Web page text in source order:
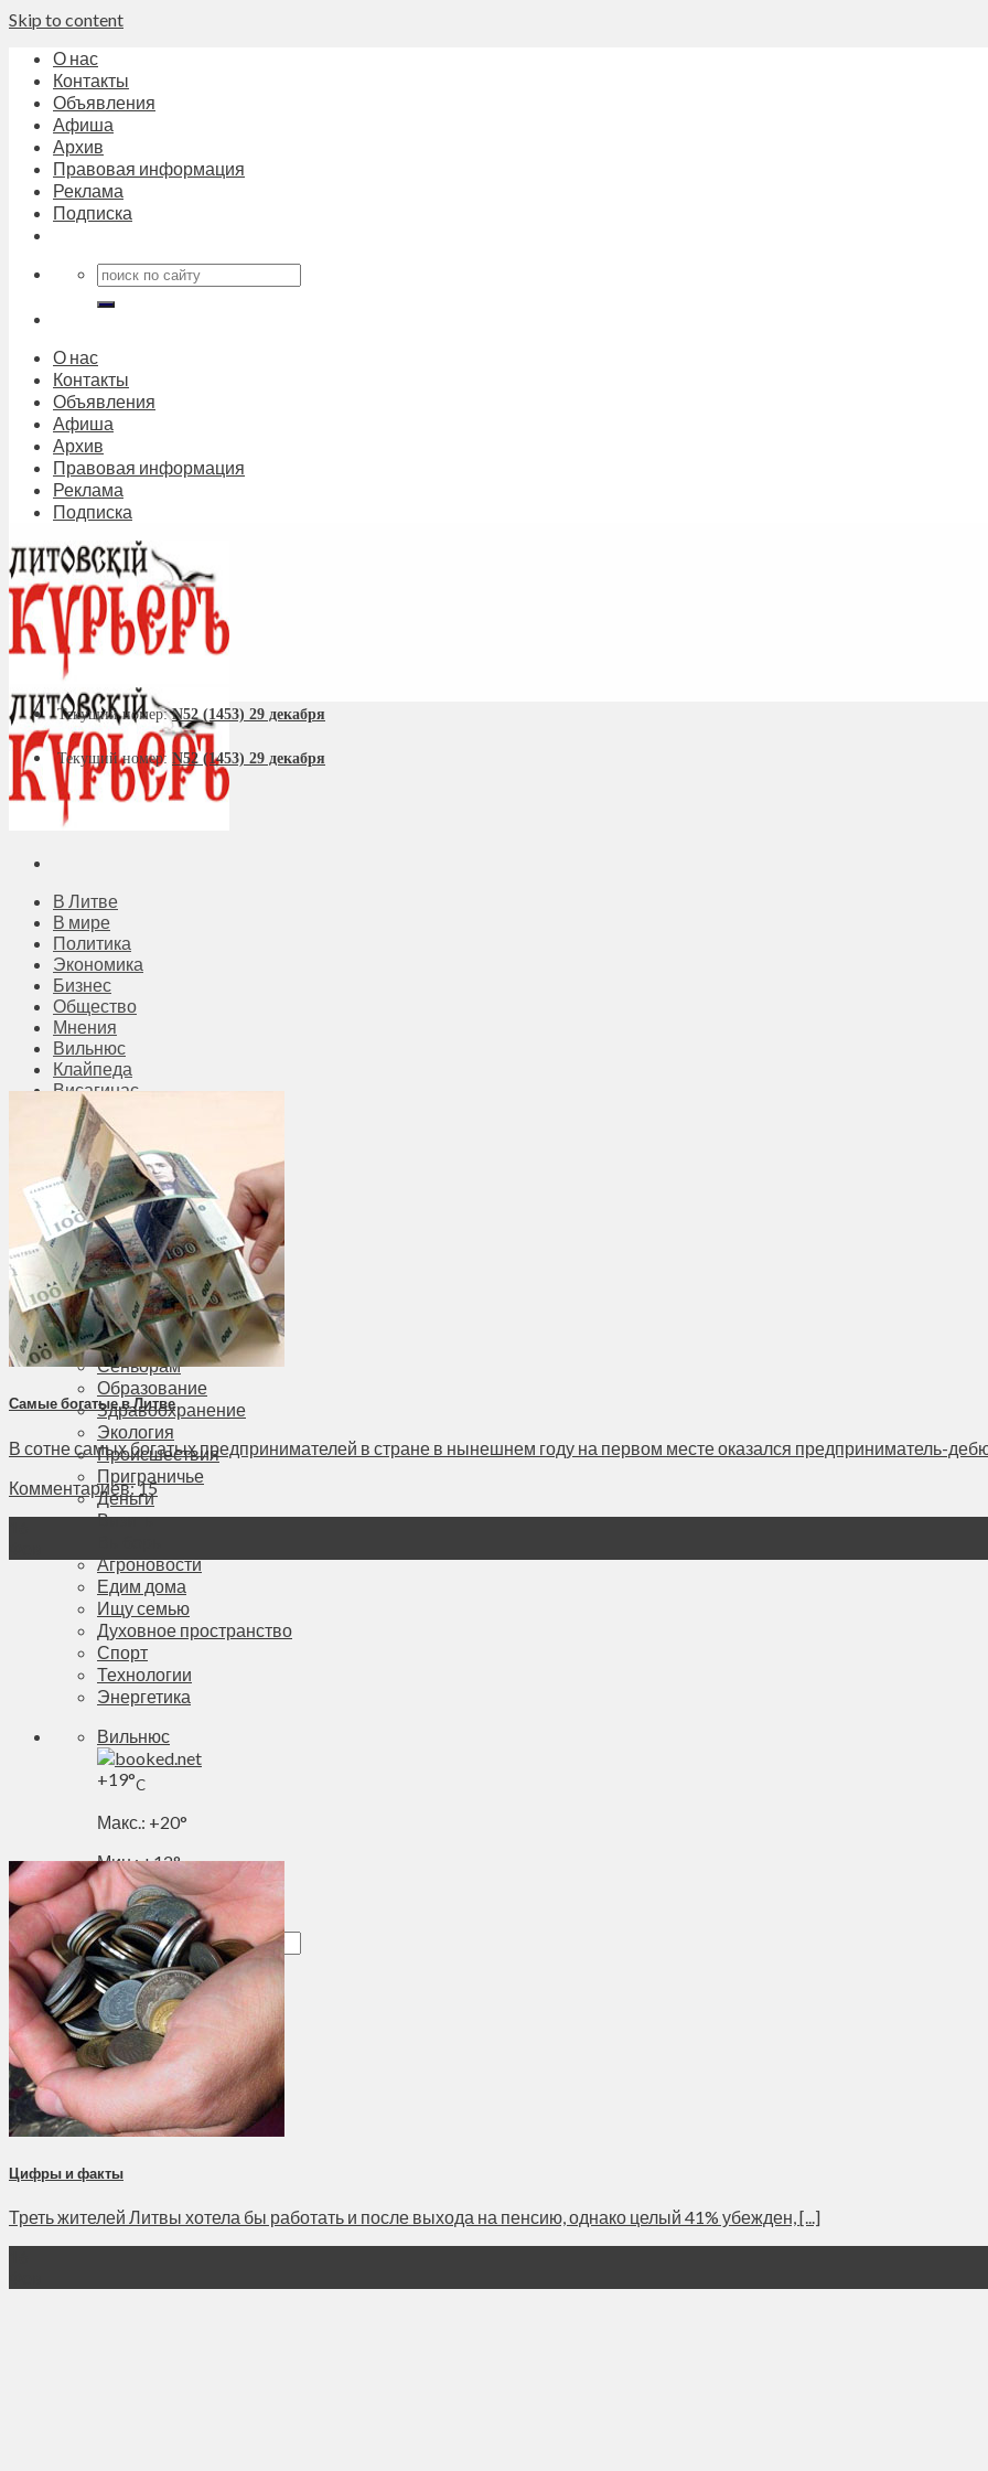
Skip to content
О нас
Контакты
Объявления
Афиша
Архив
Правовая информация
Реклама
Подписка
О нас
Контакты
Объявления
Афиша
Архив
Правовая информация
Реклама
Подписка
В Литве
В мире
Политика
Экономика
Бизнес
Общество
Мнения
Вильнюс
Клайпеда
Висагинас
Регионы
Соседи
Транспорт
Выбор читателей
Калейдоскоп
Армия
Сейм Литвы
Культура
Больше
Фоторепортаж
Туризм
ЛК рекомендует
Сеньорам
Образование
Здравоохранение
Экология
Происшествия
Приграничье
Деньги
Визиты
Агроновости
Едим дома
Ищу семью
Духовное пространство
Спорт
Технологии
Энергетика
Вильнюс
+19°C
Макс.: +20°
Мин.:+12°
Сб, 08.08.2026
Текущий номер:N52 (1453) 29 декабря
Текущий номер: N52 (1453) 29 декабря
Самые богатые в Литве
В сотне самых богатых предпринимателей в стране в нынешнем году на первом месте оказался предприниматель-
Комментариев: 15
Цифры и факты
Треть жителей Литвы хотела бы работать и после выхода на пенсию, однако целый 41% убежден, [...]